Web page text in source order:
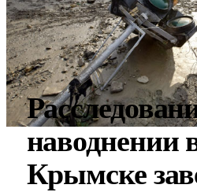
наводнении
Крымске